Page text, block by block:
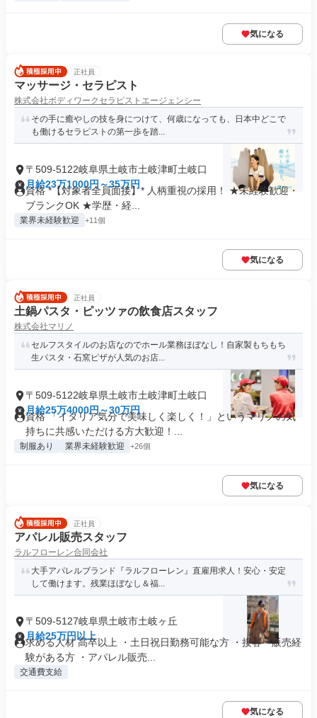
気になる
正社員
マッサージ・セラピスト
株式会社ボディワークセラピストエージェンシー
その手に癒やしの技を身につけて、何歳になっても、日本中どこで
も働けるセラピストの第一歩を踏...
〒509-5122岐阜県土岐市土岐津町土岐口
月給23万1000円～35万円
資格 *【対象者全員面接】* 人柄重視の採用！ ★未経験歓迎・
ブランクOK ★学歴・経...
業界未経験歓迎 +11個
気になる
正社員
土鍋パスタ・ピッツァの飲食店スタッフ
株式会社マリノ
セルフスタイルのお店なのでホール業務ほぼなし！自家製もちもち
生パスタ・石窯ピザが人気のお店...
〒509-5122岐阜県土岐市土岐津町土岐口
月給25万4000円～30万円
資格 「イタリア気分で美味しく楽しく！」というマリノの気
持ちに共感いただける方大歓迎！...
制服あり 業界未経験歓迎 +26個
気になる
正社員
アパレル販売スタッフ
ラルフローレン合同会社
大手アパレルブランド『ラルフローレン』直雇用求人！安心・安定
して働けます。残業ほぼなし＆福...
〒509-5127岐阜県土岐市土岐ヶ丘
月給25万円以上
求める人材 高卒以上 ・土日祝日勤務可能な方 ・接客・販売経
験がある方 ・アパレル販売...
交通費支給
気になる